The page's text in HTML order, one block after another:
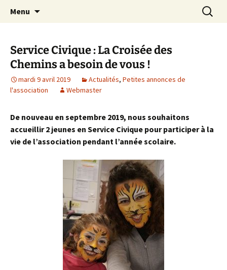
la Croisée des Chemins
apprendre, vivre, se révéler
Menu
Service Civique : La Croisée des
Chemins a besoin de vous !
mardi 9 avril 2019 Actualités, Petites annonces de
l'association
Webmaster
De nouveau en septembre 2019, nous souhaitons
accueillir 2 jeunes en Service Civique pour participer à la
vie de l’association pendant l’année scolaire.